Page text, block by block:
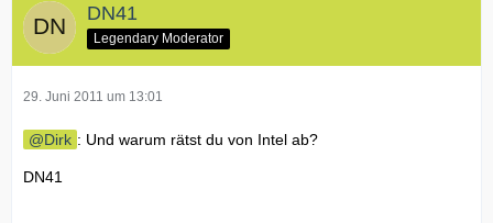
DN41
Legendary Moderator
29. Juni 2011 um 13:01
Dirk : Und warum rätst du von Intel ab?
DN41